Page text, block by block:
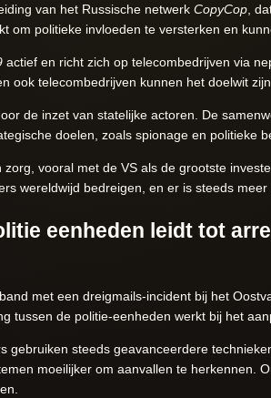
van het Russische netwerk CopyCop ,
om politieke invloeden te versterken en
actief en richt zich op telecombedrijven via
ook telecombedrijven kunnen het doelwit zijn.
de inzet van statelijke actoren. De
doelen, zoals spionage en politieke
vooral met de VS als de grootste
wereldwijd bedreigen, en er is steeds
eenheden leidt tot
met een dreigmails-incident bij het
tussen de politie-eenheden werkt bij het
gebruiken steeds geavanceerdere
moeilijker om aanvallen te herkennen.